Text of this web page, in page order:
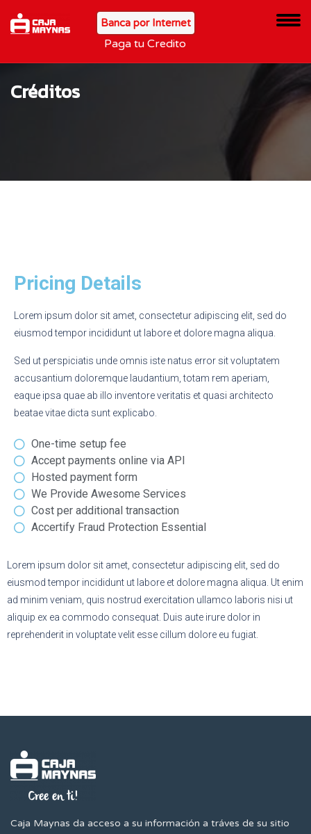
Banca por Internet
Paga tu Credito
Créditos
Pricing Details
Lorem ipsum dolor sit amet, consectetur adipiscing elit, sed do
eiusmod tempor incididunt ut labore et dolore magna aliqua.
Sed ut perspiciatis unde omnis iste natus error sit voluptatem
accusantium doloremque laudantium, totam rem aperiam,
eaque ipsa quae ab illo inventore veritatis et quasi architecto
beatae vitae dicta sunt explicabo.
One-time setup fee
Accept payments online via API
Hosted payment form
We Provide Awesome Services
Cost per additional transaction
Accertify Fraud Protection Essential
Lorem ipsum dolor sit amet, consectetur adipiscing elit, sed do
eiusmod tempor incididunt ut labore et dolore magna aliqua. Ut enim
ad minim veniam, quis nostrud exercitation ullamco laboris nisi ut
aliquip ex ea commodo consequat. Duis aute irure dolor in
reprehenderit in voluptate velit esse cillum dolore eu fugiat.
Caja Maynas da acceso a su información a tráves de su sitio